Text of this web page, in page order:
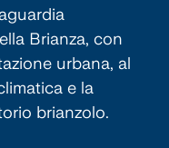
Brianza, con
urbana, al
e la
brianzolo.